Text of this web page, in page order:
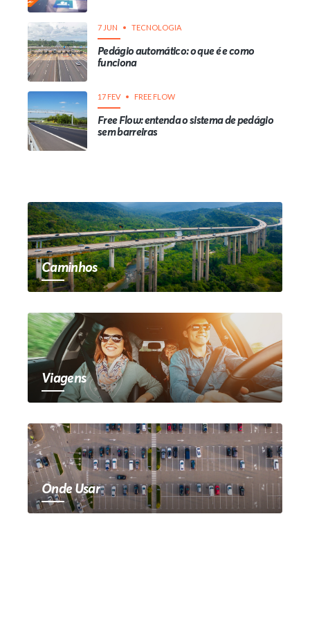
7 JUN TECNOLOGIA
Pedágio automático: o que é e como
funciona
17 FEV FREE FLOW
Free Flow: entenda o sistema de pedágio
sem barreiras
Caminhos
Viagens
Onde Usar